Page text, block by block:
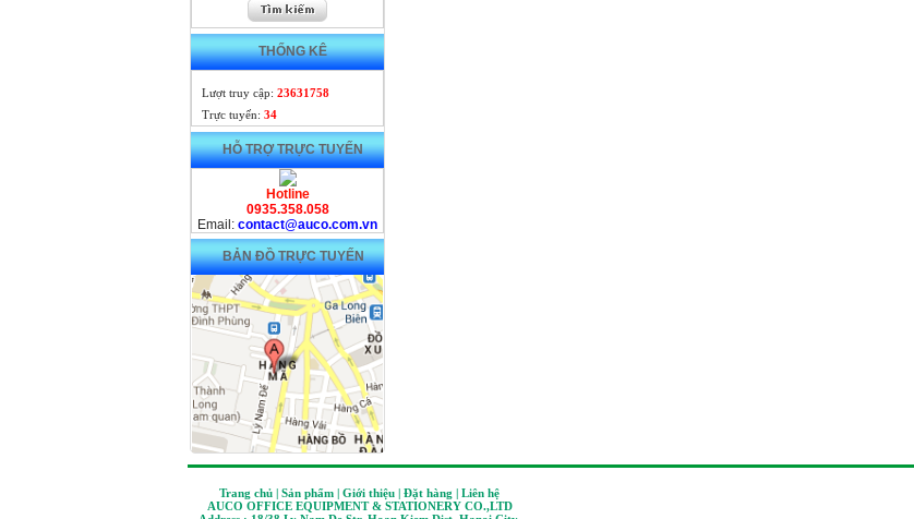
THỐNG KÊ
Lượt truy cập: 23631758
Trực tuyến: 34
HỖ TRỢ TRỰC TUYẾN
Hotline
0935.358.058
Email: contact@auco.com.vn
BẢN ĐỒ TRỰC TUYẾN
Trang chủ | Sản phẩm | Giới thiệu | Đặt hàng | Liên hệ
AUCO OFFICE EQUIPMENT & STATIONERY CO.,LTD